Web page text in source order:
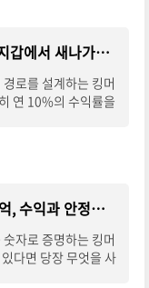
[2026 리포트] 당신의 지갑에서 새나가는 '잠자는 자산' 1,000억의 실체: 카드포인트 효율 극대화 전
로를 설계하는 킹머
연 10%의 수익률을
[CFA 리포트] 자본금 1억, 수익과 안정을 모두 잡는 ‘황금 비율’ 포트폴리오
자로 증명하는 킹머
다면 당장 무엇을 사